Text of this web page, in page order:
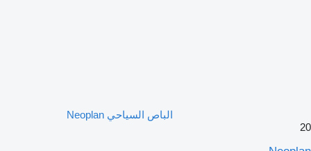
الباص السياحي Neoplan
20